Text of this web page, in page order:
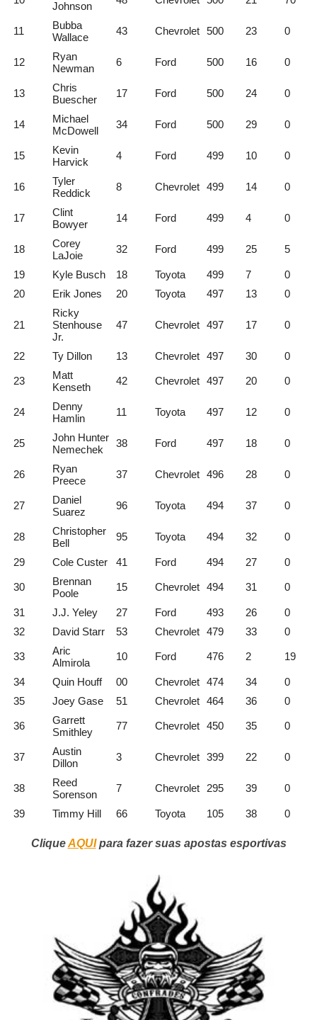
Johnson
11
Bubba
Wallace
43 Chevrolet 500 23 0
12
Ryan
Newman
6 Ford 500 16 0
13
Chris
Buescher
17 Ford 500 24 0
14
Michael
McDowell
34 Ford 500 29 0
15
Kevin
Harvick
4 Ford 499 10 0
16
Tyler
Reddick
8 Chevrolet 499 14 0
17
Clint
Bowyer
14 Ford 499 4 0
18
Corey
LaJoie
32 Ford 499 25 5
19 Kyle Busch 18 Toyota 499 7
0
20
Erik Jones 20 Toyota 497 13 0
21
Ricky
Stenhouse
Jr.
47 Chevrolet 497 17 0
22 Ty Dillon 13 Chevrolet 497 30 0
23
Matt
Kenseth
42 Chevrolet 497 20 0
24
Denny
Hamlin
11 Toyota 497 12 0
25
John Hunter
Nemechek
38 Ford 497 18 0
26
Ryan
Preece
37 Chevrolet 496 28 0
27
Daniel
Suarez
96 Toyota 494 37 0
28
Christopher
Bell
95 Toyota 494 32 0
29 Cole Custer 41 Ford 494 27 0
30
Brennan
Poole
15 Chevrolet 494 31 0
31 J.J. Yeley 27 Ford 493 26
0
32
David Starr 53 Chevrolet 479 33 0
33
Aric
Almirola
10 Ford 476 2 19
34 Quin Houff 00 Chevrolet 474 34
0
35
Joey Gase 51 Chevrolet 464 36 0
36
Garrett
Smithley
77 Chevrolet 450 35 0
37
Austin
Dillon
3 Chevrolet 399 22 0
38
Reed
Sorenson
7 Chevrolet 295 39 0
39 Timmy Hill 66 Toyota 105 38 0
CliqueAQUIpara fazer suas apostas esportivas